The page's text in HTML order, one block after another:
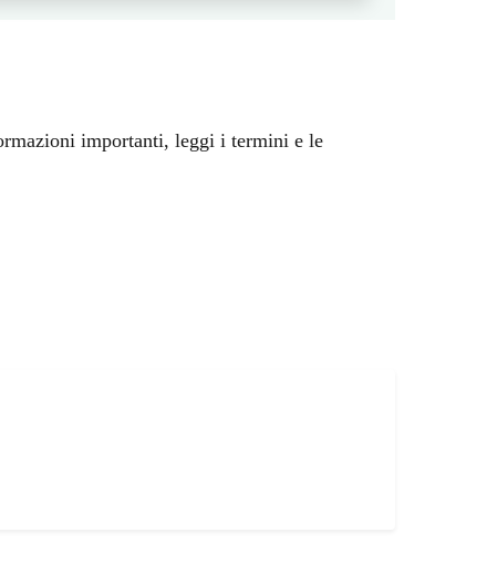
importanti, leggi i termini e le